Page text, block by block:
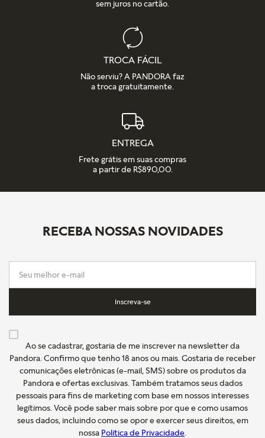
sem juros no cartão.
TROCA FÁCIL
Não serviu? A PANDORA faz
a troca gratuitamente.
ENTREGA
Frete grátis em suas compras
a partir de R$890,00.
RECEBA NOSSAS NOVIDADES
Inscreva-se
Ao se cadastrar, gostaria de me inscrever na newsletter da
Pandora. Confirmo que tenho 18 anos ou mais. Gostaria de receber
comunicações eletrônicas (e-mail, SMS) sobre os produtos da
Pandora e ofertas exclusivas. Também tratamos seus dados
pessoais para fins de marketing com base em nossos interesses
legítimos. Você pode saber mais sobre por que e como usamos
seus dados, incluindo como se opor e exercer seus direitos, em
nossa Política de Privacidade